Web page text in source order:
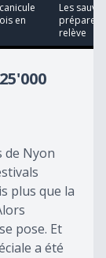
en
Les
préparent
relève
de Nyon
plus que la
pose. Et
a été